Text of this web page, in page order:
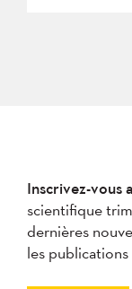
Inscrivez-vous
scientifique
dernières
les